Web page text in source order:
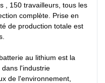
, 150 travailleurs, tous les
complète. Prise en
de production totale est
au lithium est la
l'industrie
de l'environnement,